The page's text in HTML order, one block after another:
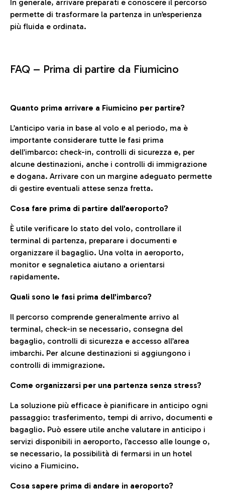
In generale, arrivare preparati e conoscere il percorso
permette di trasformare la partenza in un’esperienza
più fluida e ordinata.
FAQ – Prima di partire da Fiumicino
Quanto prima arrivare a Fiumicino per partire?
L’anticipo varia in base al volo e al periodo, ma è
importante considerare tutte le fasi prima
dell’imbarco: check-in, controlli di sicurezza e, per
alcune destinazioni, anche i controlli di immigrazione
e dogana. Arrivare con un margine adeguato permette
di gestire eventuali attese senza fretta.
Cosa fare prima di partire dall’aeroporto?
È utile verificare lo stato del volo, controllare il
terminal di partenza, preparare i documenti e
organizzare il bagaglio. Una volta in aeroporto,
monitor e segnaletica aiutano a orientarsi
rapidamente.
Quali sono le fasi prima dell’imbarco?
Il percorso comprende generalmente arrivo al
terminal, check-in se necessario, consegna del
bagaglio, controlli di sicurezza e accesso all’area
imbarchi. Per alcune destinazioni si aggiungono i
controlli di immigrazione.
Come organizzarsi per una partenza senza stress?
La soluzione più efficace è pianificare in anticipo ogni
passaggio: trasferimento, tempi di arrivo, documenti e
bagaglio. Può essere utile anche valutare in anticipo i
servizi disponibili in aeroporto, l’accesso alle lounge o,
se necessario, la possibilità di fermarsi in un hotel
vicino a Fiumicino.
Cosa sapere prima di andare in aeroporto?